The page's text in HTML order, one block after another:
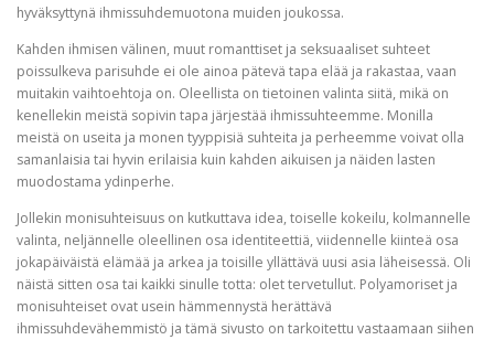
hyväksyttynä ihmissuhdemuotona muiden joukossa.
Kahden ihmisen välinen, muut romanttiset ja seksuaaliset suhteet
poissulkeva parisuhde ei ole ainoa pätevä tapa elää ja rakastaa, vaan
muitakin vaihtoehtoja on. Oleellista on tietoinen valinta siitä, mikä on
kenellekin meistä sopivin tapa järjestää ihmissuhteemme. Monilla
meistä on useita ja monen tyyppisiä suhteita ja perheemme voivat olla
samanlaisia tai hyvin erilaisia kuin kahden aikuisen ja näiden lasten
muodostama ydinperhe.
Jollekin monisuhteisuus on kutkuttava idea, toiselle kokeilu, kolmannelle
valinta, neljännelle oleellinen osa identiteettiä, viidennelle kiinteä osa
jokapäiväistä elämää ja arkea ja toisille yllättävä uusi asia läheisessä. Oli
näistä sitten osa tai kaikki sinulle totta: olet tervetullut. Polyamoriset ja
monisuhteiset ovat usein hämmennystä herättävä
ihmissuhdevähemmistö ja tämä sivusto on tarkoitettu vastaamaan siihen